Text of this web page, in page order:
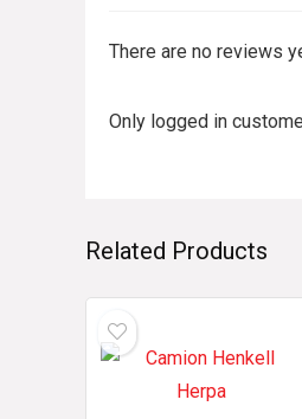
There are no reviews
Only logged in
Related Products